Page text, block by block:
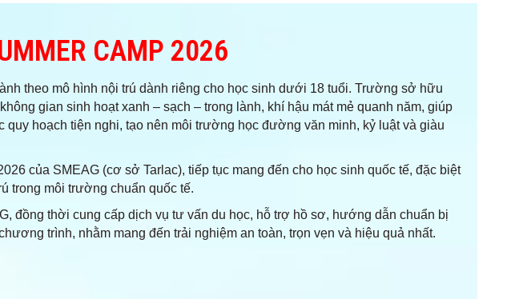
CAMP 2026
theo mô hình nội trú dành riêng cho học sinh dưới 18 tuổi. Trường sở hữu
gian sinh hoạt xanh – sạch – trong lành, khí hậu mát mẻ quanh năm, giúp
hoạch tiện nghi, tạo nên môi trường học đường văn minh, kỷ luật và giàu
của SMEAG (cơ sở Tarlac), tiếp tục mang đến cho học sinh quốc tế, đặc biệt
trong môi trường chuẩn quốc tế.
đồng thời cung cấp dịch vụ tư vấn du học, hỗ trợ hồ sơ, hướng dẫn chuẩn bị
trình, nhằm mang đến trải nghiệm an toàn, trọn vẹn và hiệu quả nhất.